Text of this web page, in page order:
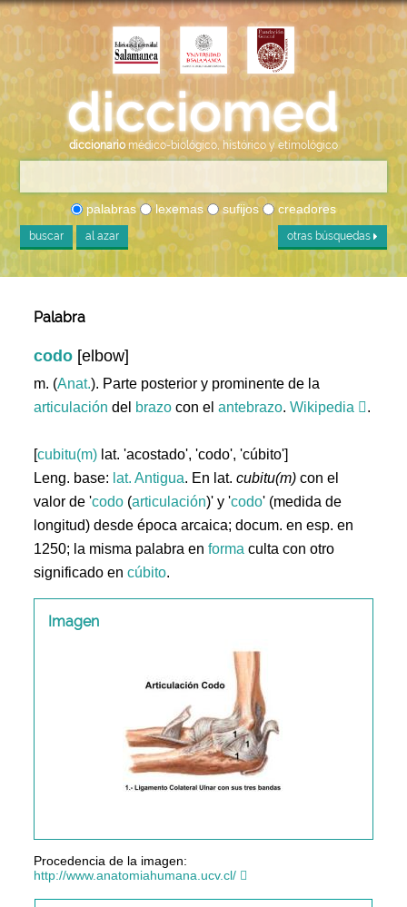
diccionario médico-biológico, histórico y etimológico
palabras lexemas sufijos creadores
buscar al azar otras búsquedas
Palabra
codo [elbow]
m. (Anat.). Parte posterior y prominente de la
articulación del brazo con elantebrazo.Wikipedia .
[cubitu(m) lat. 'acostado', 'codo', 'cúbito']
Leng. base: lat. Antigua. En lat.cubitu(m) con el
valor de 'codo (articulación)' y 'codo' (medida de
longitud) desde época arcaica; docum. en esp. en
1250; la misma palabra enforma culta con otro
significado encúbito.
Imagen
Procedencia de la imagen:
http://www.anatomiahumana.ucv.cl/